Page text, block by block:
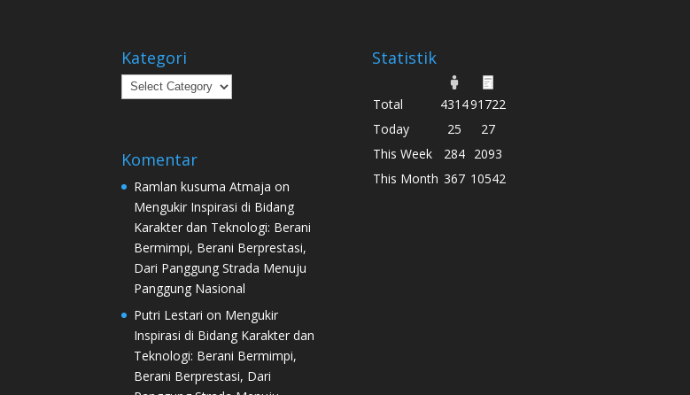
Kategori
Kategori
Komentar
Ramlan kusuma Atmaja on
Mengukir Inspirasi di Bidang
Karakter dan Teknologi: Berani
Bermimpi, Berani Berprestasi,
Dari Panggung Strada Menuju
Panggung Nasional
Putri Lestari on Mengukir
Inspirasi di Bidang Karakter dan
Teknologi: Berani Bermimpi,
Berani Berprestasi, Dari
Statistik
Total 431491722
Today
25
27
This Week
284 2093
This Month 367 10542